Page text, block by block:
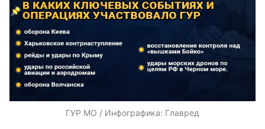
ГУР МО / Инфографика: Главред